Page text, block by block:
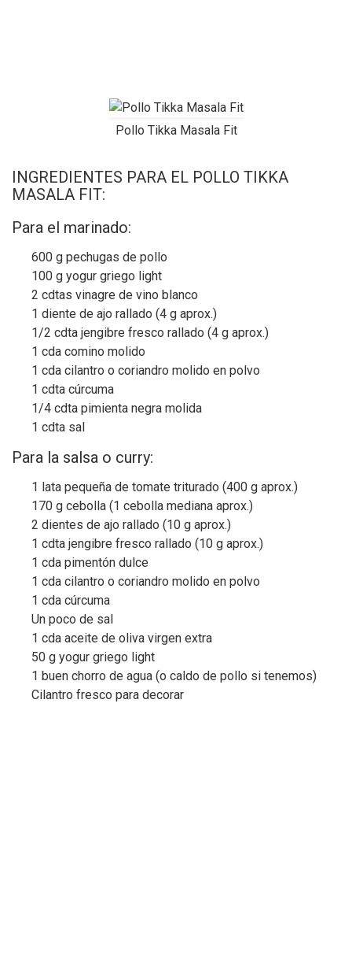
Pollo Tikka Masala Fit
INGREDIENTES PARA EL POLLO TIKKA
MASALA FIT:
Para el marinado:
600 g pechugas de pollo
100 g yogur griego light
2 cdtas vinagre de vino blanco
1 diente de ajo rallado (4 g aprox.)
1/2 cdta jengibre fresco rallado (4 g aprox.)
1 cda comino molido
1 cda cilantro o coriandro molido en polvo
1 cdta cúrcuma
1/4 cdta pimienta negra molida
1 cdta sal
Para la salsa o curry:
1 lata pequeña de tomate triturado (400 g aprox.)
170 g cebolla (1 cebolla mediana aprox.)
2 dientes de ajo rallado (10 g aprox.)
1 cdta jengibre fresco rallado (10 g aprox.)
1 cda pimentón dulce
1 cda cilantro o coriandro molido en polvo
1 cda cúrcuma
Un poco de sal
1 cda aceite de oliva virgen extra
50 g yogur griego light
1 buen chorro de agua (o caldo de pollo si tenemos)
Cilantro fresco para decorar